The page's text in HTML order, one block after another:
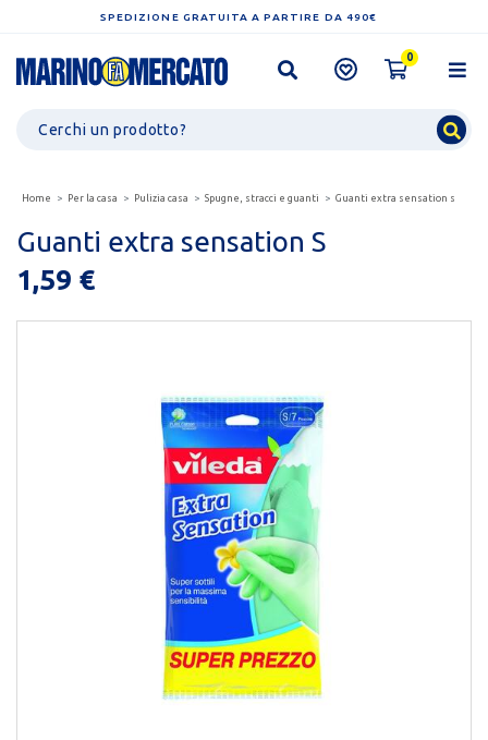
SPEDIZIONE GRATUITA A PARTIRE DA 490€
0
Home Per la casa Pulizia casa Spugne, stracci e guanti Guanti extra sensation s
Guanti extra sensation S
1,59 €